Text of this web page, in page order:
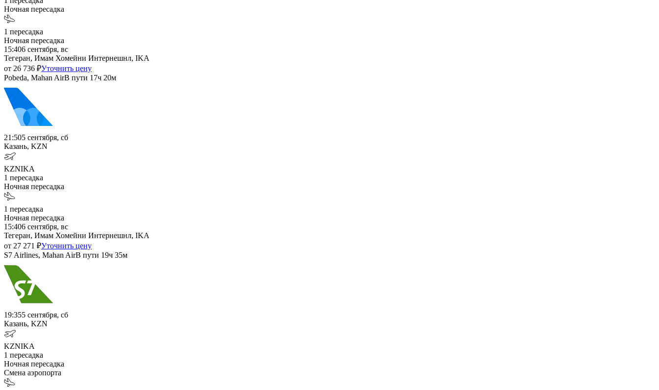
Ночная пересадка
1 пересадка
Ночная пересадка
15:406 сентября, вс
Тегеран, Имам Хомейни Интернешнл, IKA
от 26 736 ₽Уточнить цену
Pobeda, Mahan AirВ пути 17ч 20м
21:505 сентября, сб
Казань, KZN
KZNIKA
1 пересадка
Ночная пересадка
1 пересадка
Ночная пересадка
15:406 сентября, вс
Тегеран, Имам Хомейни Интернешнл, IKA
от 27 271 ₽Уточнить цену
S7 Airlines, Mahan AirВ пути 19ч 35м
19:355 сентября, сб
Казань, KZN
KZNIKA
1 пересадка
Ночная пересадка
Смена аэропорта